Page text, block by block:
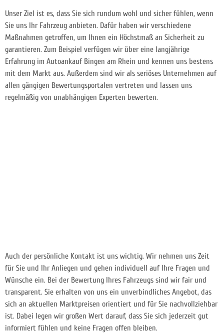
Unser Ziel ist es, dass Sie sich rundum wohl und sicher fühlen, wenn
Sie uns Ihr Fahrzeug anbieten. Dafür haben wir verschiedene
Maßnahmen getroffen, um Ihnen ein Höchstmaß an Sicherheit zu
garantieren. Zum Beispiel verfügen wir über eine langjährige
Erfahrung im Autoankauf Bingen am Rhein und kennen uns bestens
mit dem Markt aus. Außerdem sind wir als seriöses Unternehmen auf
allen gängigen Bewertungsportalen vertreten und lassen uns
regelmäßig von unabhängigen Experten bewerten.
Auch der persönliche Kontakt ist uns wichtig. Wir nehmen uns Zeit
für Sie und Ihr Anliegen und gehen individuell auf Ihre Fragen und
Wünsche ein. Bei der Bewertung Ihres Fahrzeugs sind wir fair und
transparent. Sie erhalten von uns ein unverbindliches Angebot, das
sich an aktuellen Marktpreisen orientiert und für Sie nachvollziehbar
ist. Dabei legen wir großen Wert darauf, dass Sie sich jederzeit gut
informiert fühlen und keine Fragen offen bleiben.